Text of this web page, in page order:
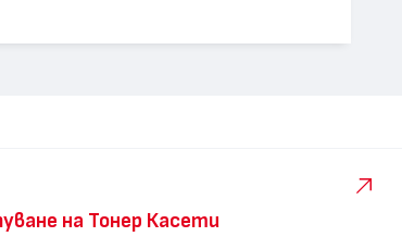
на Тонер Касети